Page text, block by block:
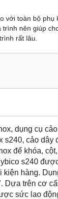
với toàn bộ phụ
nên giúp
rất lâu.
dụng cụ
s240, cảo dây
để khóa,
s240
kiện hàng.
Dựa trên cơ
sức lao